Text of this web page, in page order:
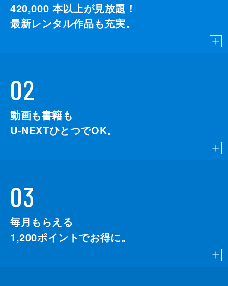
420,000 本以上が見放題！
最新レンタル作品も充実。
02
動画も書籍も
U-NEXTひとつでOK。
03
毎月もらえる
1,200ポイントでお得に。